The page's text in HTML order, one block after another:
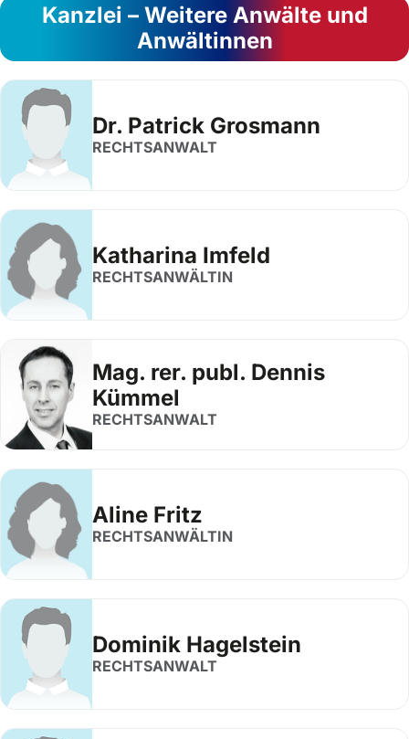
Kanzlei – Weitere Anwälte und
Anwältinnen
Dr. Patrick Grosmann
RECHTSANWALT
Katharina Imfeld
RECHTSANWÄLTIN
Mag. rer. publ. Dennis
Kümmel
RECHTSANWALT
Aline Fritz
RECHTSANWÄLTIN
Dominik Hagelstein
RECHTSANWALT